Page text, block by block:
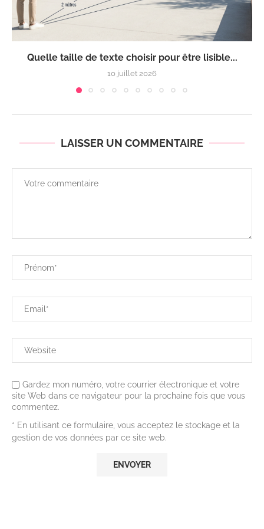
Quelle taille de texte choisir pour être lisible...
10 juillet 2026
LAISSER UN COMMENTAIRE
Gardez mon numéro, votre courrier électronique et votre
site Web dans ce navigateur pour la prochaine fois que vous
commentez.
* En utilisant ce formulaire, vous acceptez le stockage et la
gestion de vos données par ce site web.